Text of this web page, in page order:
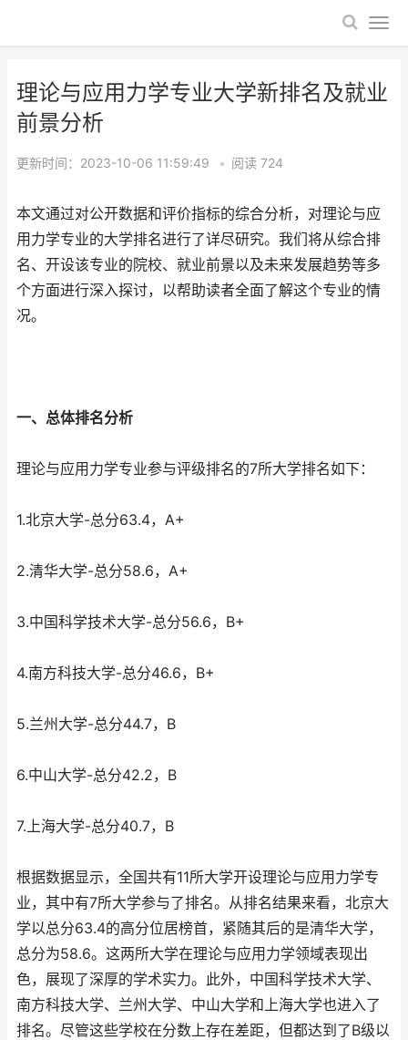
理论与应用力学专业大学新排名及就业
前景分析
更新时间：2023-10-06 11:59:49 • 阅读 724
本文通过对公开数据和评价指标的综合分析，对理论与应
用力学专业的大学排名进行了详尽研究。我们将从综合排
名、开设该专业的院校、就业前景以及未来发展趋势等多
个方面进行深入探讨，以帮助读者全面了解这个专业的情
况。
一、总体排名分析
理论与应用力学专业参与评级排名的7所大学排名如下：
1.北京大学-总分63.4，A+
2.清华大学-总分58.6，A+
3.中国科学技术大学-总分56.6，B+
4.南方科技大学-总分46.6，B+
5.兰州大学-总分44.7，B
6.中山大学-总分42.2，B
7.上海大学-总分40.7，B
根据数据显示，全国共有11所大学开设理论与应用力学专
业，其中有7所大学参与了排名。从排名结果来看，北京大
学以总分63.4的高分位居榜首，紧随其后的是清华大学，
总分为58.6。这两所大学在理论与应用力学领域表现出
色，展现了深厚的学术实力。此外，中国科学技术大学、
南方科技大学、兰州大学、中山大学和上海大学也进入了
排名。尽管这些学校在分数上存在差距，但都达到了B级以